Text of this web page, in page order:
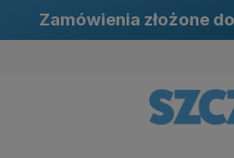
Zamówienia złożone